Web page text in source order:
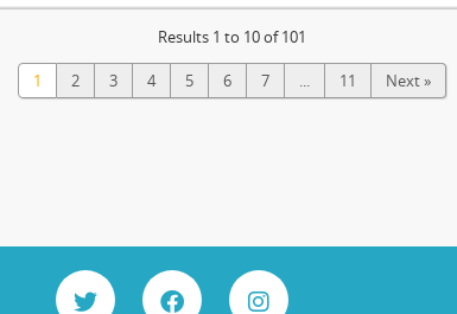
Results 1 to 10 of 101
1 2 3 4 5 6 7 ... 11 Next »